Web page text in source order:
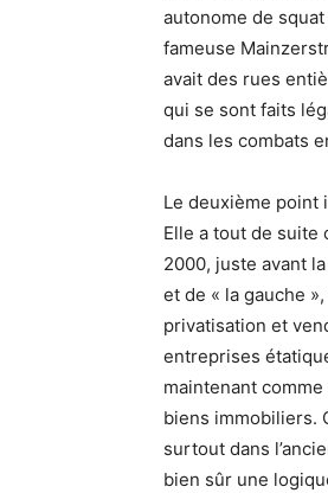
autonome de
fameuse
avait des rues
qui se sont faits
dans les combats
Le deuxième point
Elle a tout de suite
2000, juste avant
et de « la gauche
privatisation et
entreprises
maintenant
biens immobiliers.
surtout dans
bien sûr une